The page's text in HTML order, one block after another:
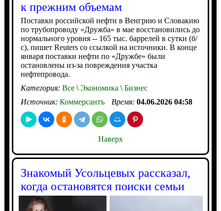
к прежним объемам
Поставки российской нефти в Венгрию и Словакию
по трубопроводу «Дружба» в мае восстановились до
нормального уровня -- 165 тыс. баррелей в сутки (б/
с), пишет Reuters со ссылкой на источники. В конце
января поставки нефти по «Дружбе» были
остановлены из-за повреждения участка
нефтепровода.
Категория: Все\Экономика \Бизнес
Источник: Коммерсантъ Время: 04.06.2026 04:58
Наверх
Знакомый Усольцевых рассказал,
когда остановятся поиски семьи